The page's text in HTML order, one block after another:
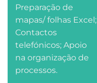
Preparação de
mapas/ folhas Excel;
Contactos
telefónicos; Apoio
na organização de
processos.